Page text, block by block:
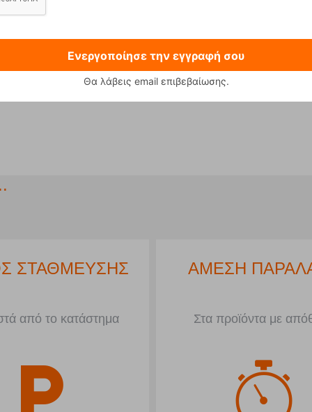
Φιάλη Υγραεριού Primus Sonna-M Black Ανδρικό
ΣΤΑΘΜΕΥΣΗΣ
από το κατάστημα
ΑΜΕΣΗ
Στα προϊόντα με
Ενεργοποίησε την εγγραφή σου
Θα λάβεις email επιβεβαίωσης.